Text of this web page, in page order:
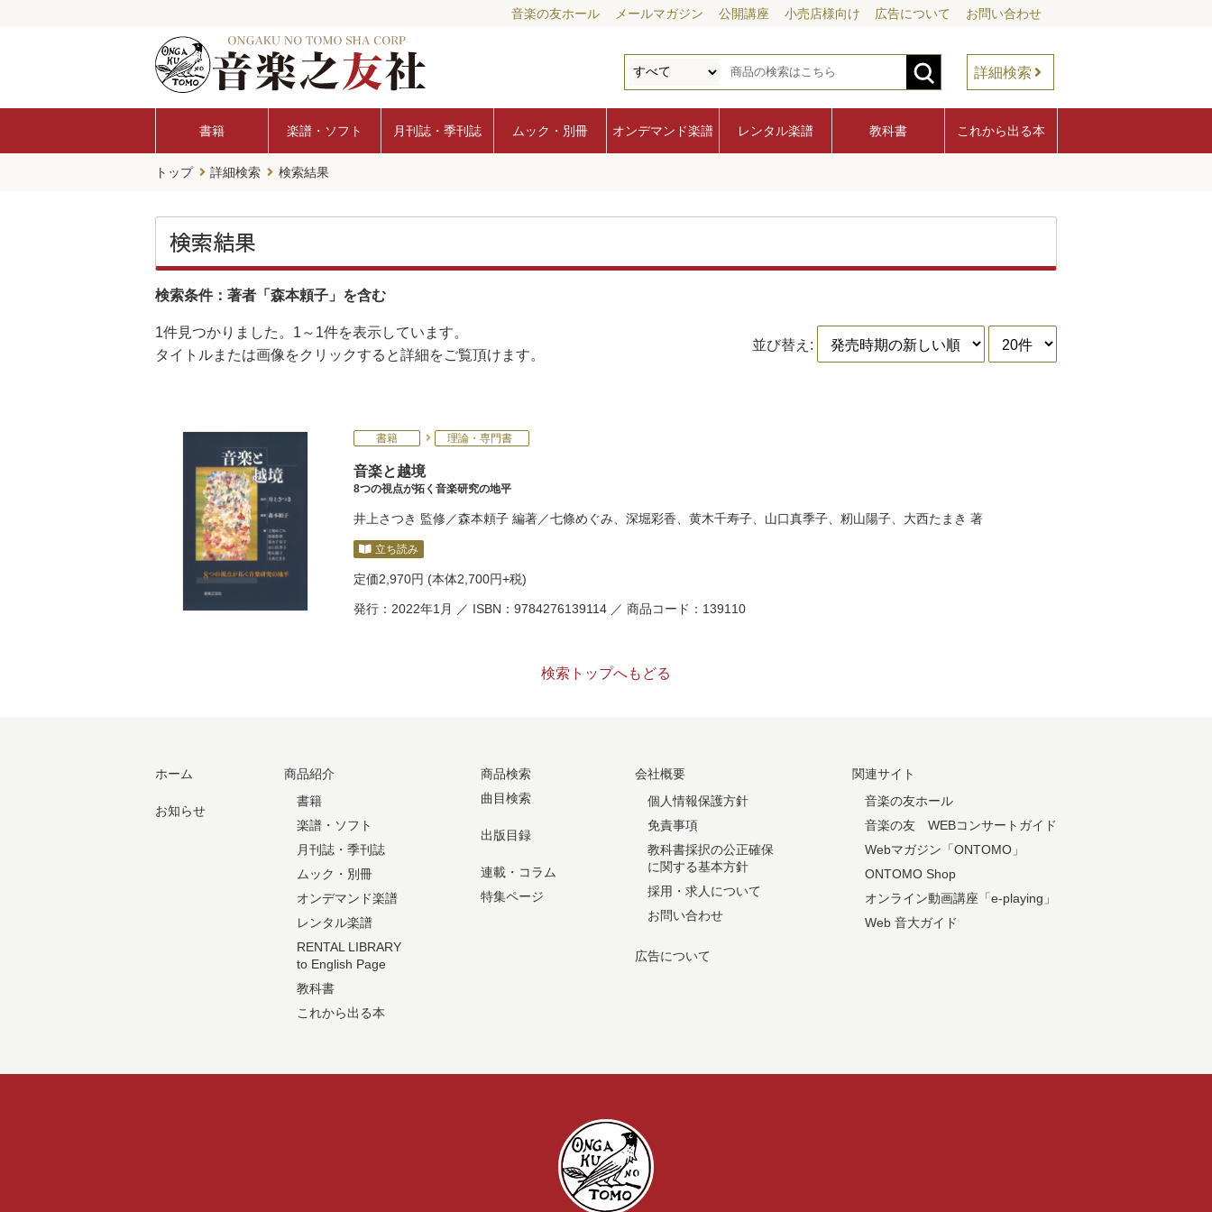
音楽の友ホール メールマガジン 公開講座 小売店様向け 広告について お問い合わせ
詳細検索
書籍 楽譜・ソフト 月刊誌・季刊誌 ムック・別冊 オンデマンド楽譜 レンタル楽譜 教科書 これから出る本
トップ 詳細検索 検索結果
検索結果
検索条件：著者「森本頼子」を含む
1件見つかりました。 1～1件を表示しています。
タイトルまたは画像をクリックすると詳細をご覧頂けます。
並び替え:
書籍 理論・専門書
音楽と越境
8つの視点が拓く音楽研究の地平
井上さつき 監修／森本頼子 編著／七條めぐみ 深堀彩香 黄木千寿子 山口真季子 籾山陽子 大西たまき 著
立ち読み
定価2,970円 (本体2,700円+税)
発行：2022年1月 ／ ISBN：9784276139114 ／ 商品コード：139110
検索トップへもどる
ホーム
お知らせ
商品紹介
書籍
楽譜・ソフト
月刊誌・季刊誌
ムック・別冊
オンデマンド楽譜
レンタル楽譜
RENTAL LIBRARY
to English Page
教科書
これから出る本
商品検索
曲目検索
出版目録
連載・コラム
特集ページ
会社概要
個人情報保護方針
免責事項
教科書採択の公正確保
に関する基本方針
採用・求人について
お問い合わせ
広告について
関連サイト
音楽の友ホール
音楽の友 WEBコンサートガイド
Webマガジン「ONTOMO」
ONTOMO Shop
オンライン動画講座「e-playing」
Web 音大ガイド